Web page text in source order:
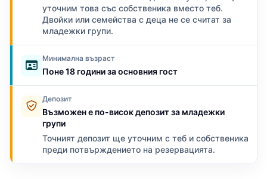
уточним това със собственика вместо теб.
Двойки или семейства с деца не се считат за
младежки групи.
Минимална възраст
Поне 18 години за основния гост
Депозит
Възможен е по-висок депозит за младежки
групи
Точният депозит ще уточним с теб и собственика
преди потвърждението на резервацията.